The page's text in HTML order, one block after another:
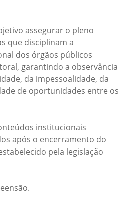
assegurar o pleno
que disciplinam a
dos órgãos públicos
garantindo a observância
da impessoalidade, da
de oportunidades entre os
institucionais
após o encerramento do
pela legislação